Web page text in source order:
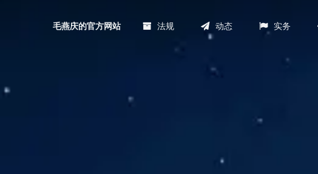
毛燕庆的官方网站 法规 动态 实务